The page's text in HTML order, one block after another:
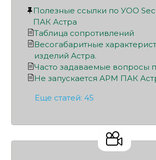
Полезные ссылки по УОО
ПАК Астра
Таблица сопротивлений
Весогабаритные
изделий Астра.
Часто задаваемые вопросы
Не запускается АРМ ПАК
Еще статей: 45